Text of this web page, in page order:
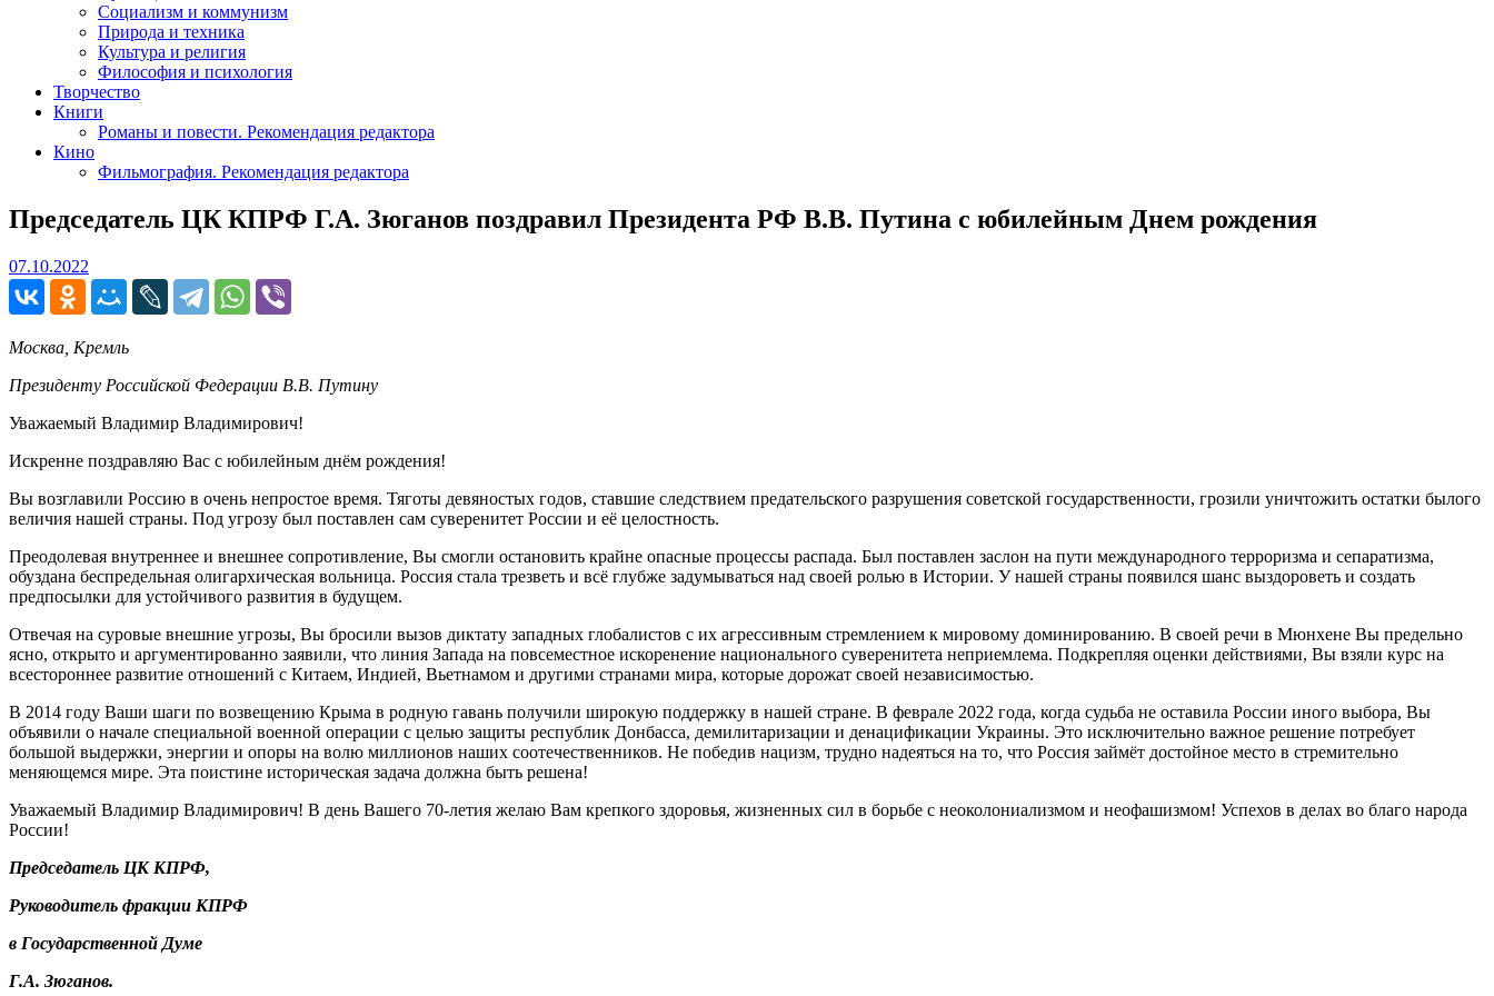
Социализм и коммунизм
Природа и техника
Культура и религия
Философия и психология
Творчество
Книги
Романы и повести. Рекомендация редактора
Кино
Фильмография. Рекомендация редактора
Председатель ЦК КПРФ Г.А. Зюганов поздравил Президента РФ В.В. Путина с юбилейным Днем рождения
07.10.2022
Москва, Кремль
Президенту Российской Федерации В.В. Путину
Уважаемый Владимир Владимирович!
Искренне поздравляю Вас с юбилейным днём рождения!
Вы возглавили Россию в очень непростое время. Тяготы девяностых годов, ставшие следствием предательского разрушения советской государственности, грозили уничтожить остатки былого
величия нашей страны. Под угрозу был поставлен сам суверенитет России и её целостность.
Преодолевая внутреннее и внешнее сопротивление, Вы смогли остановить крайне опасные процессы распада. Был поставлен заслон на пути международного терроризма и сепаратизма,
обуздана беспредельная олигархическая вольница. Россия стала трезветь и всё глубже задумываться над своей ролью в Истории. У нашей страны появился шанс выздороветь и создать
предпосылки для устойчивого развития в будущем.
Отвечая на суровые внешние угрозы, Вы бросили вызов диктату западных глобалистов с их агрессивным стремлением к мировому доминированию. В своей речи в Мюнхене Вы предельно
ясно, открыто и аргументированно заявили, что линия Запада на повсеместное искоренение национального суверенитета неприемлема. Подкрепляя оценки действиями, Вы взяли курс на
всестороннее развитие отношений с Китаем, Индией, Вьетнамом и другими странами мира, которые дорожат своей независимостью.
В 2014 году Ваши шаги по возвещению Крыма в родную гавань получили широкую поддержку в нашей стране. В феврале 2022 года, когда судьба не оставила России иного выбора, Вы
объявили о начале специальной военной операции с целью защиты республик Донбасса, демилитаризации и денацификации Украины. Это исключительно важное решение потребует
большой выдержки, энергии и опоры на волю миллионов наших соотечественников. Не победив нацизм, трудно надеяться на то, что Россия займёт достойное место в стремительно
меняющемся мире. Эта поистине историческая задача должна быть решена!
Уважаемый Владимир Владимирович! В день Вашего 70-летия желаю Вам крепкого здоровья, жизненных сил в борьбе с неоколониализмом и неофашизмом! Успехов в делах во благо народа
России!
Председатель ЦК КПРФ,
Руководитель фракции КПРФ
в Государственной Думе
Г.А. Зюганов.